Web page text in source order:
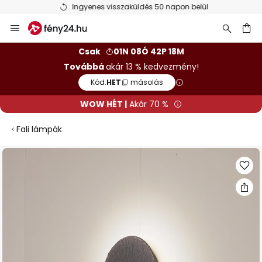
Ingyenes visszaküldés 50 napon belül
Ugrás
a
Csak
01N 08Ó 42P 18M
Továbbáakár 13 % kedvezmény!
Kód:HET másolás
WOW HÉT | Akár 70 %
Fali lámpák
Ugrás